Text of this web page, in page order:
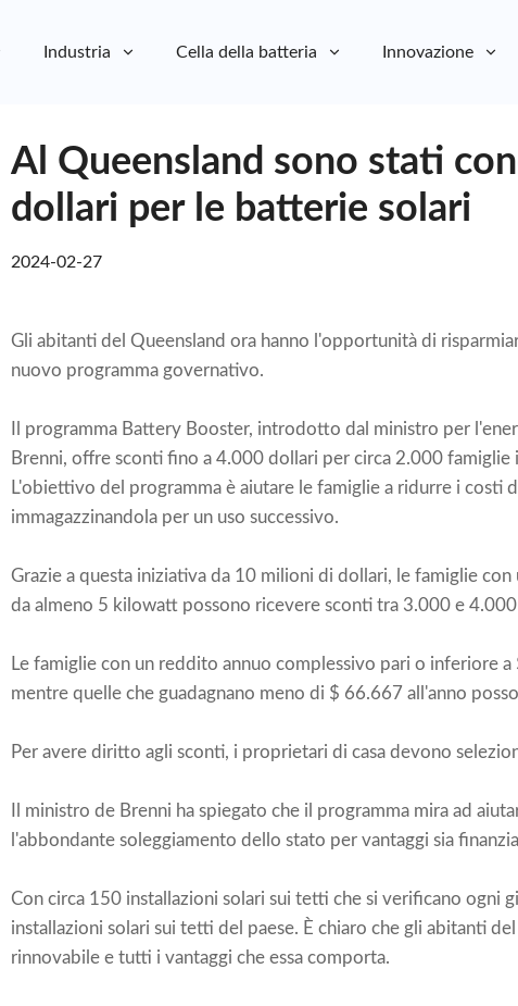
Industria Cella della batteria Innovazione
Al Queensland sono stati
dollari per le batterie solari
2024-02-27
Gli abitanti del Queensland ora hanno l'opportunità di
nuovo programma governativo.
Il programma Battery Booster, introdotto dal ministro per
Brenni, offre sconti fino a 4.000 dollari per circa 2.000
L'obiettivo del programma è aiutare le famiglie a ridurre i costi
immagazzinandola per un uso successivo.
Grazie a questa iniziativa da 10 milioni di dollari, le famiglie
da almeno 5 kilowatt possono ricevere sconti tra 3.000 e
Le famiglie con un reddito annuo complessivo pari o inferiore
mentre quelle che guadagnano meno di $ 66.667 all'anno
Per avere diritto agli sconti, i proprietari di casa devono
Il ministro de Brenni ha spiegato che il programma mira ad
l'abbondante soleggiamento dello stato per vantaggi sia
Con circa 150 installazioni solari sui tetti che si verificano ogni
installazioni solari sui tetti del paese. È chiaro che gli abitanti
rinnovabile e tutti i vantaggi che essa comporta.